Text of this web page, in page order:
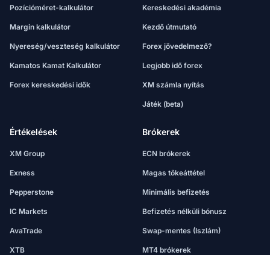
Pozícióméret-kalkulátor
Margin kalkulátor
Nyereség/veszteség kalkulátor
Kamatos Kamat Kalkulátor
Forex kereskedési idők
Kereskedési akadémia
Kezdő útmutató
Forex jövedelmező?
Legjobb idő forex
XM számla nyítás
Játék (beta)
Értékelések
XM Group
Exness
Pepperstone
IC Markets
AvaTrade
XTB
Brókerek
ECN brókerek
Magas tőkeáttétel
Minimális befizetés
Befizetés nélküli bónusz
Swap-mentes (Iszlám)
MT4 brókerek